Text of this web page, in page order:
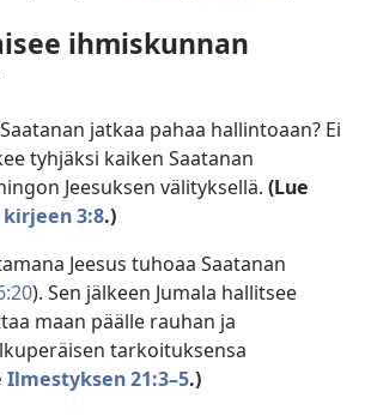
ihmiskunnan
jatkaa pahaa hallintoaan? Ei
tyhjäksi kaiken Saatanan
Jeesuksen välityksellä. (Lue
kirjeen 3:8.)
Jeesus tuhoaa Saatanan
). Sen jälkeen Jumala hallitsee
maan päälle rauhan ja
tarkoituksensa
Ilmestyksen 21:3–5.)